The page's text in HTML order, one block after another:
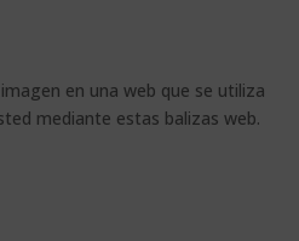
en una web que se utiliza
mediante estas balizas web.